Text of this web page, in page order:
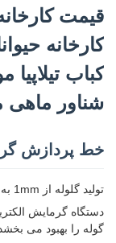
قیمت
کارخانه
شناور ماهی
خط پردازش
تولید گلوله از 1mm به 12mm قطر با تغییر ساده قالب
دستگاه گرمایش
گوله را بهبود می بخشد